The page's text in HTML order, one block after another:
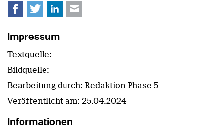
Facebook
TwitterLinkedIn
E-mail
Impressum
Textquelle:
Bildquelle:
Bearbeitung durch: Redaktion Phase 5
Veröffentlicht am: 25.04.2024
Informationen